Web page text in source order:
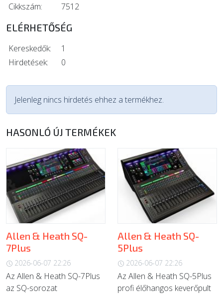
Cikkszám:
7512
ELÉRHETŐSÉG
Kereskedők:
1
Hirdetések:
0
Jelenleg nincs hirdetés ehhez a termékhez.
HASONLÓ ÚJ TERMÉKEK
Allen & Heath SQ-
7Plus
2026-06-07 22:26
Az Allen & Heath SQ-7Plus
az SQ-sorozat
Allen & Heath SQ-
5Plus
2026-06-07 22:26
Az Allen & Heath SQ-5Plus
profi élőhangos keverőpult